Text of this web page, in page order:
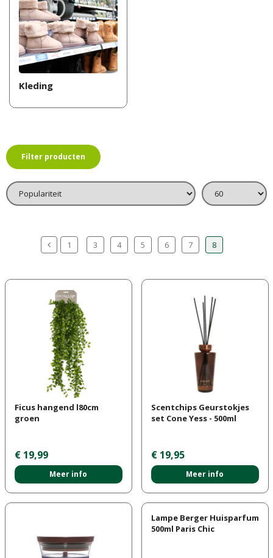
Kleding
Filter producten
1 3 4 5 6 7 8
Ficus hangend l80cm
groen
€ 19,99
Meer info
Scentchips Geurstokjes
set Cone Yess - 500ml
€ 19,95
Meer info
Lampe Berger Huisparfum
500ml Paris Chic